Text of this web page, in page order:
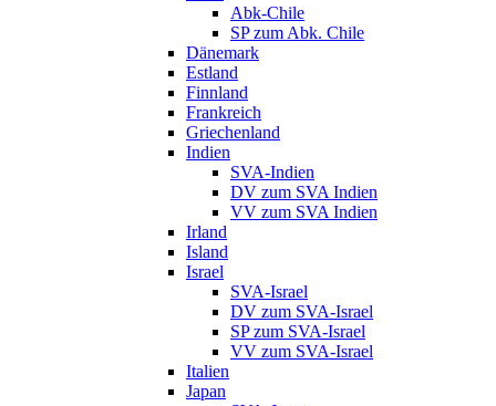
Abk-Chile
SP zum Abk. Chile
Dänemark
Estland
Finnland
Frankreich
Griechenland
Indien
SVA-Indien
DV zum SVA Indien
VV zum SVA Indien
Irland
Island
Israel
SVA-Israel
DV zum SVA-Israel
SP zum SVA-Israel
VV zum SVA-Israel
Italien
Japan